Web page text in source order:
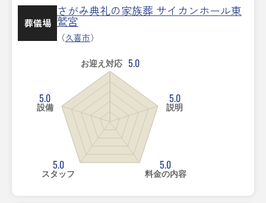
葬儀場
さがみ典礼の家族葬 サイカンホール東
鷲宮
（久喜市）
お迎え対応 5.0
5.0
説明
5.0
料金の内容
5.0
スタッフ
5.0
設備